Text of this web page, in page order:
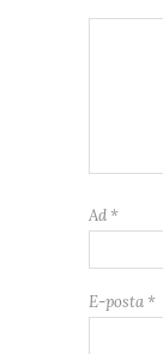
Ad *
E-posta *